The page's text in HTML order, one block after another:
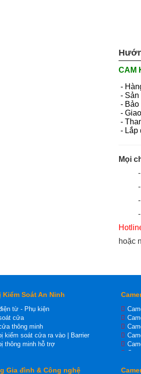
CAM
-
- Sản
- Bảo
-
-
- Lắp
Mọi
hoặc
Kiểm Soát An Ninh
từ - Phụ kiện
cửa
thông minh
kiểm soát cửa ra vào | Barrier
thông minh hỗ trợ
Gia đình & Công nghệ